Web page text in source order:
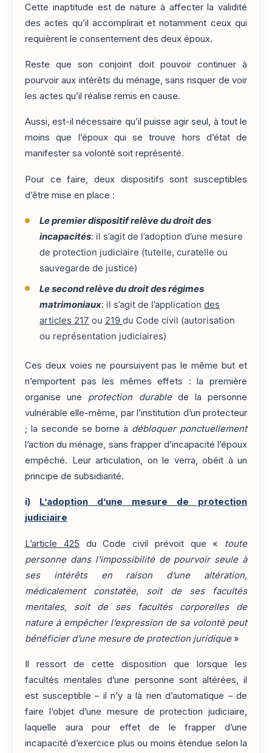
Cette inaptitude est de nature à affecter la validité
des actes qu’il accomplirait et notamment ceux qui
requièrent le consentement des deux époux.
Reste que son conjoint doit pouvoir continuer à
pourvoir aux intérêts du ménage, sans risquer de voir
les actes qu’il réalise remis en cause.
Aussi, est-il nécessaire qu’il puisse agir seul, à tout le
moins que l’époux qui se trouve hors d’état de
manifester sa volonté soit représenté.
Pour ce faire, deux dispositifs sont susceptibles
d’être mise en place :
Le premier dispositif relève du droit des
incapacités: il s’agit de l’adoption d’une mesure
de protection judiciaire (tutelle, curatelle ou
sauvegarde de justice)
Le second relève du droit des régimes
matrimoniaux: il s’agit de l’application des
articles 217 ou 219 du Code civil (autorisation
ou représentation judiciaires)
Ces deux voies ne poursuivent pas le même but et
n’emportent pas les mêmes effets : la première
organise une protection durablede la personne
vulnérable elle-même, par l’institution d’un protecteur
; la seconde se borne à débloquer ponctuellement
l’action du ménage, sans frapper d’incapacité l’époux
empêché. Leur articulation, on le verra, obéit à un
principe de subsidiarité.
i)
L’adoption d’une mesure de protection
judiciaire
L’article 425 du Code civil prévoit que « toute
personne dans l’impossibilité de pourvoir seule à
ses intérêts en raison d’une altération,
médicalement constatée, soit de ses facultés
mentales, soit de ses facultés corporelles de
nature à empêcher l’expression de sa volonté peut
bénéficier d’une mesure de protection juridique»
Il ressort de cette disposition que lorsque les
facultés mentales d’une personne sont altérées, il
est susceptible – il n’y a là rien d’automatique – de
faire l’objet d’une mesure de protection judiciaire,
laquelle aura pour effet de le frapper d’une
incapacité d’exercice plus ou moins étendue selon la